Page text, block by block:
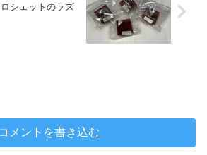
シェットのラズ
コメントを書き込む